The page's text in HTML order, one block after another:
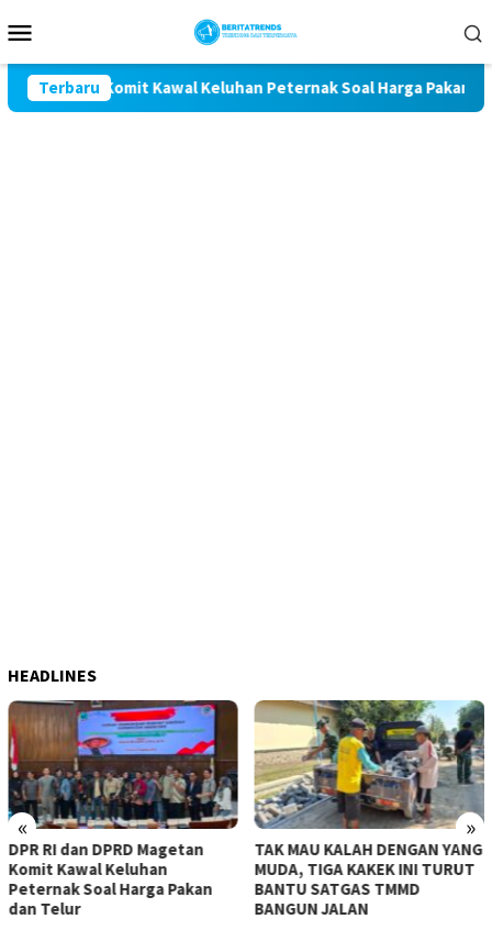
ke
Mobile
Terbaru
Magetan Komit Kawal Keluhan Peternak Soal Harga Pakan dan
HEADLINES
« »
DPR RI dan DPRD Magetan
Komit Kawal Keluhan
Peternak Soal Harga Pakan
dan Telur
TAK MAU KALAH DENGAN YANG
MUDA, TIGA KAKEK INI TURUT
BANTU SATGAS TMMD
BANGUN JALAN